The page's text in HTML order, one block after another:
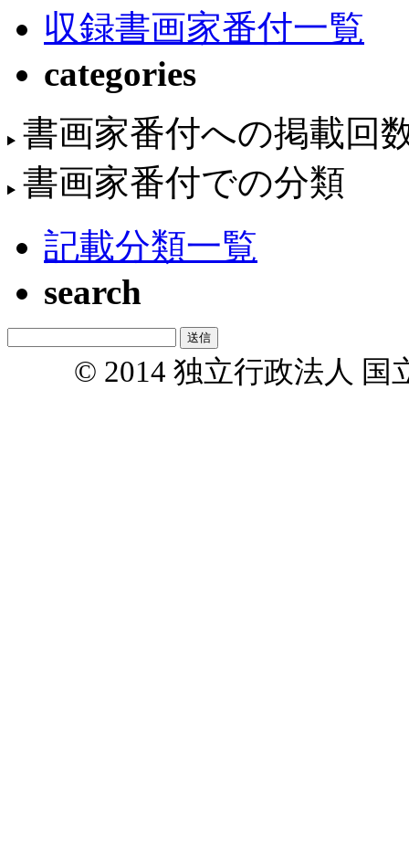
収録書画家番付一覧
categories
書画家番付への掲載回
書画家番付での分類
記載分類一覧
search
© 2014 独立行政法人 国